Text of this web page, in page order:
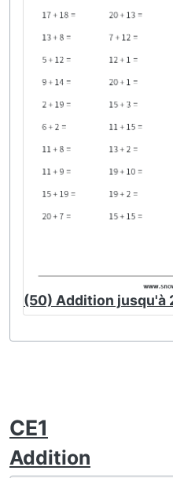
(50) Addition jusqu'à
CE1
Addition